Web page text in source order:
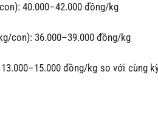
40.000–42.000 đồng/kg
con): 36.000–39.000 đồng/kg
đồng/kg so với cùng